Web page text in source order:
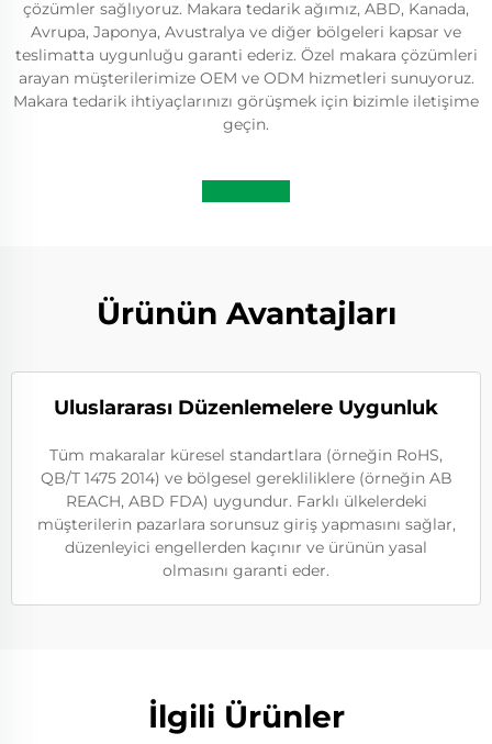
çözümler sağlıyoruz. Makara tedarik ağımız, ABD, Kanada,
Avrupa, Japonya, Avustralya ve diğer bölgeleri kapsar ve
teslimatta uygunluğu garanti ederiz. Özel makara çözümleri
arayan müşterilerimize OEM ve ODM hizmetleri sunuyoruz.
Makara tedarik ihtiyaçlarınızı görüşmek için bizimle iletişime
geçin.
Ürünün Avantajları
Uluslararası Düzenlemelere Uygunluk
Tüm makaralar küresel standartlara (örneğin RoHS,
QB/T 1475 2014) ve bölgesel gerekliliklere (örneğin AB
REACH, ABD FDA) uygundur. Farklı ülkelerdeki
müşterilerin pazarlara sorunsuz giriş yapmasını sağlar,
düzenleyici engellerden kaçınır ve ürünün yasal
olmasını garanti eder.
İlgili Ürünler